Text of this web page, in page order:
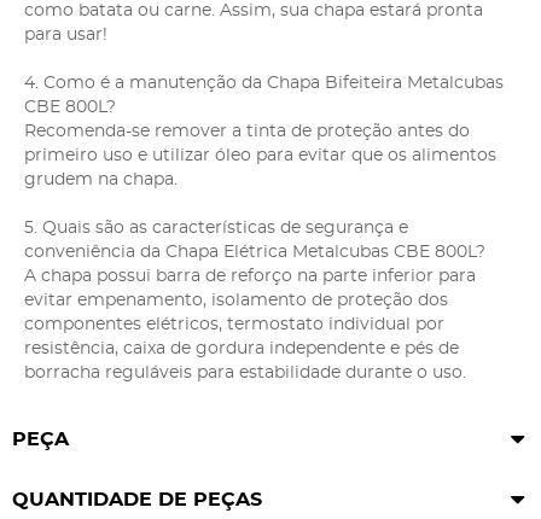
como batata ou carne. Assim, sua chapa estará pronta
para usar!
4. Como é a manutenção da Chapa Bifeiteira Metalcubas
CBE 800L?
Recomenda-se remover a tinta de proteção antes do
primeiro uso e utilizar óleo para evitar que os alimentos
grudem na chapa.
5. Quais são as características de segurança e
conveniência da Chapa Elétrica Metalcubas CBE 800L?
A chapa possui barra de reforço na parte inferior para
evitar empenamento, isolamento de proteção dos
componentes elétricos, termostato individual por
resistência, caixa de gordura independente e pés de
borracha reguláveis para estabilidade durante o uso.
PEÇA
QUANTIDADE DE PEÇAS